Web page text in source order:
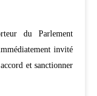
du Parlement
invité
et sanctionner